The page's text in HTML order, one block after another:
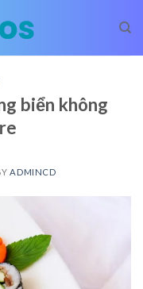
biển không
ADMINCD